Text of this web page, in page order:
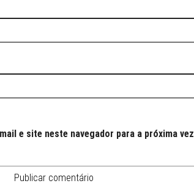
e site neste navegador para a próxima vez